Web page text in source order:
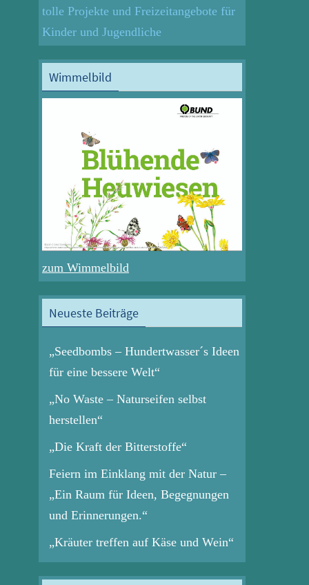
tolle Projekte und Freizeitangebote für
Kinder und Jugendliche
Wimmelbild
zum Wimmelbild
Neueste Beiträge
„Seedbombs – Hundertwasser´s Ideen
für eine bessere Welt“
„No Waste – Naturseifen selbst
herstellen“
„Die Kraft der Bitterstoffe“
Feiern im Einklang mit der Natur –
„Ein Raum für Ideen, Begegnungen
und Erinnerungen.“
„Kräuter treffen auf Käse und Wein“